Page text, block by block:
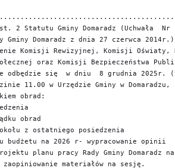
2 Statutu Gminy Domaradz (Uchwała  Nr
Gminy Domaradz z dnia 27 czerwca
Komisji Rewizyjnej, Komisji
oraz Komisji Bezpieczeństwa
odbędzie się  w dniu  8 grudnia
11.00 w Urzędzie Gminy w
obrad:
obrad
z ostatniego posiedzenia
na 2026 r- wypracowanie opinii
planu pracy Rady Gminy Domaradz
materiałów na sesję.